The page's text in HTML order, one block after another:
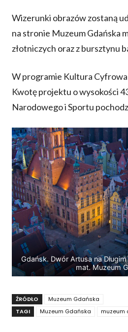
Wizerunki obrazów zostaną
na stronie Muzeum Gdańska
złotniczych oraz z bursztynu
W programie Kultura Cyfrowa
Kwotę projektu o wysokości
Narodowego i Sportu
Gdańsk. Dwór Artusa na
mat. Muzeum
ŹRÓDŁO
Muzeum Gdańska
TAGI
Muzeum Gdańska muzeum